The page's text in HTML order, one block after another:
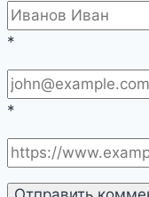
*
*